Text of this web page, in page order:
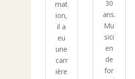
mat
ion,
il a
eu
une
carr
ière
30
ans.
Mu
sici
en
de
for